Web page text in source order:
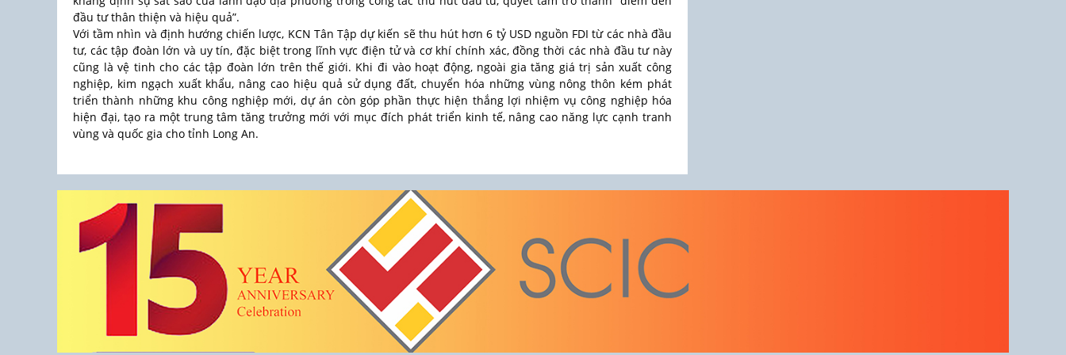
đầu tư thân thiện và hiệu quả”.
Với tầm nhìn và định hướng chiến lược, KCN Tân Tập dự kiến sẽ thu hút hơn 6 tỷ USD nguồn FDI từ các nhà đầu
tư, các tập đoàn lớn và uy tín, đặc biệt trong lĩnh vực điện tử và cơ khí chính xác, đồng thời các nhà đầu tư này
cũng là vệ tinh cho các tập đoàn lớn trên thế giới. Khi đi vào hoạt động, ngoài gia tăng giá trị sản xuất công
nghiệp, kim ngạch xuất khẩu, nâng cao hiệu quả sử dụng đất, chuyển hóa những vùng nông thôn kém phát
triển thành những khu công nghiệp mới, dự án còn góp phần thực hiện thắng lợi nhiệm vụ công nghiệp hóa
hiện đại, tạo ra một trung tâm tăng trưởng mới với mục đích phát triển kinh tế, nâng cao năng lực cạnh tranh
vùng và quốc gia cho tỉnh Long An.